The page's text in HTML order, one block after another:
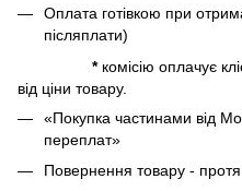
Оплата готівкою при
післяплати)
* комісію оплачує
від ціни товару.
«Покупка частинами від
переплат»
Повернення товару -